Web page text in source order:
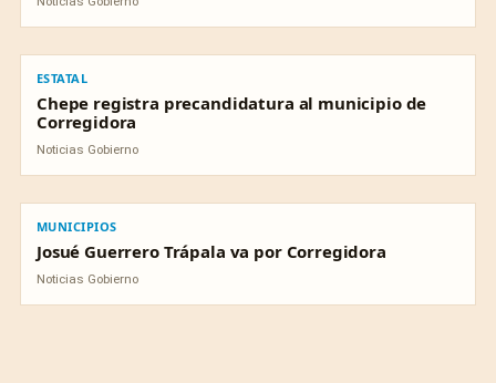
ESTATAL
Chepe registra precandidatura al municipio de
Corregidora
Noticias Gobierno
MUNICIPIOS
Josué Guerrero Trápala va por Corregidora
Noticias Gobierno